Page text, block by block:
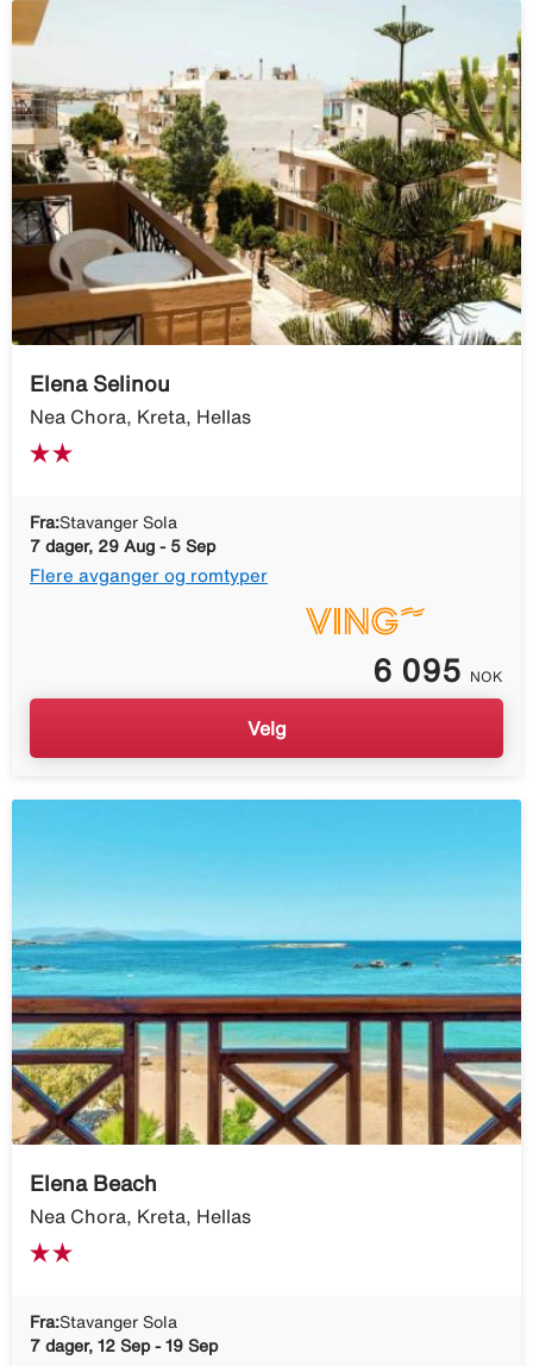
Elena Selinou
Nea Chora, Kreta, Hellas
Fra:Stavanger Sola
7 dager, 29 Aug - 5 Sep
Flere avganger og romtyper
6 095 NOK
Velg
Elena Beach
Nea Chora, Kreta, Hellas
Fra:Stavanger Sola
7 dager, 12 Sep - 19 Sep